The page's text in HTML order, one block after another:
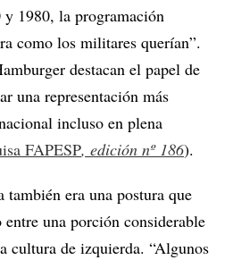
y 1980, la programación
como los militares querían”.
destacan el papel de
una representación más
incluso en plena
FAPESP, edición nº 186).
también era una postura que
una porción considerable
cultura de izquierda. “Algunos